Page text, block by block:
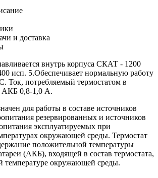
и доставка
внутрь корпуса СКАТ - 1200
исп. 5.Обеспечивает нормальную работу
Ток, потребляемый термостатом в
АКБ 0,8-1,0 А.
для работы в составе источников
резервированных и источников
эксплуатируемых при
окружающей среды. Термостат
положительной температуры
(АКБ), входящей в состав термостата,
температуре окружающей среды.